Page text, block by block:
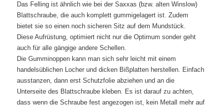
Das Felling ist ähnlich wie bei der Saxxas (bzw. alten Winslow)
Blattschraube, die auch komplett gummigelagert ist. Zudem
bietet sie so einen noch sicheren Sitz auf dem Mundstück.
Diese Aufrüstung, optimiert nicht nur die Optimum sonder geht
auch für alle gängige andere Schellen.
Die Gumminoppen kann man sich sehr leicht mit einem
handelsüblichen Locher und dicken Bißplatten herstellen. Einfach
ausstanzen, dann erst Schutzfolie abziehen und an die
Unterseite des Blattschraube kleben. Es ist darauf zu achten,
dass wenn die Schraube fest angezogen ist, kein Metall mehr auf